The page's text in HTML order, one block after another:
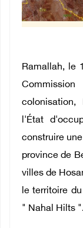
Ramallah, le
colonisation,
l'État
construire
province de
villes de
le territoire
" Nahal Hilts